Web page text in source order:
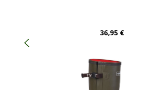
Regulärer Preis:
36,95 €